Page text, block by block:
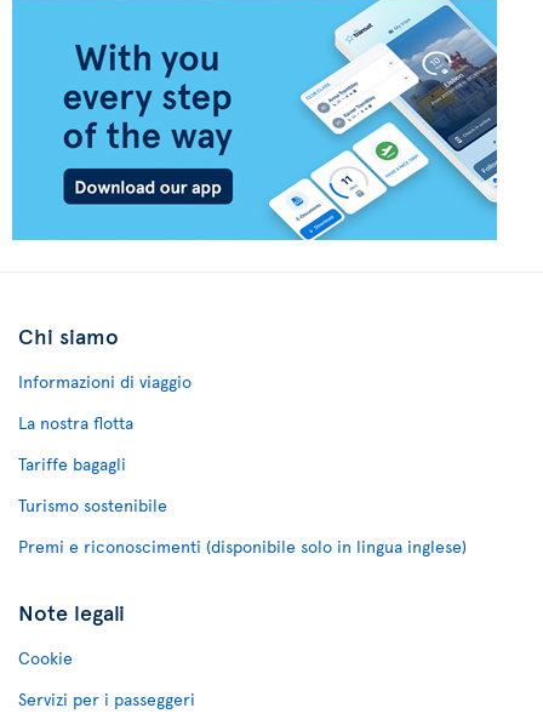
Chi siamo
Informazioni di viaggio
La nostra flotta
Tariffe bagagli
Turismo sostenibile
Premi e riconoscimenti (disponibile solo in lingua inglese)
Note legali
Cookie
Servizi per i passeggeri